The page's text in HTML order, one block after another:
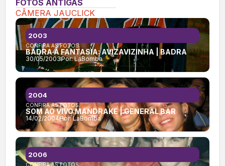
FOTOS ANTIGAS
CÂMERA JAUCLICK
CONFIRA AS FOTOS:
BADRA À FANTASIA: AVIZAVIZINHA | BADRA
30/05/2003Por:LaBomba
2003
CONFIRA AS FOTOS:
SOM AO VIVO MANDRAKE | GENERAL BAR
14/02/2004Por:LaBomba
2004
CONFIRA AS FOTOS:
2006